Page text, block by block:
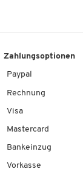
Zahlungsoptionen
Paypal
Rechnung
Visa
Mastercard
Bankeinzug
Vorkasse